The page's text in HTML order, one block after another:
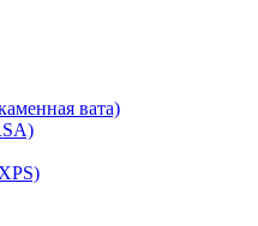
вата)